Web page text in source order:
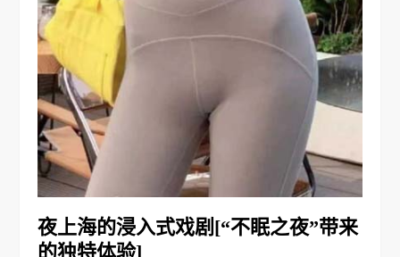
夜上海的浸入式戏剧[“不眠之夜”带来
的独特体验]